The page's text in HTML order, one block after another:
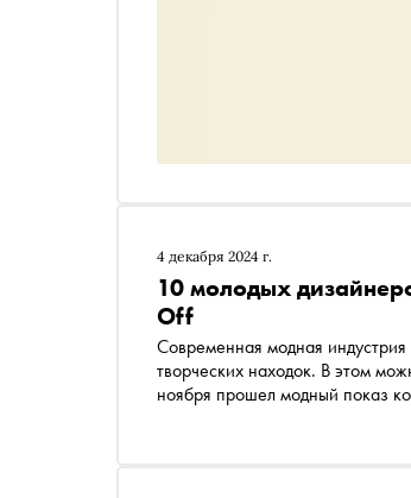
4 декабря 2024 г.
10 молодых
Off
Современная модная
творческих находок. В этом
ноября прошел модный показ